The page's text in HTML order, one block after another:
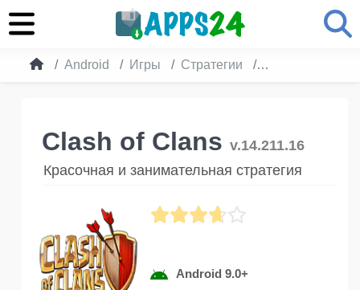
Android Игры Стратегии Clash of Clans
Clash of Clans v.14.211.16
Красочная и занимательная стратегия
Android 9.0+